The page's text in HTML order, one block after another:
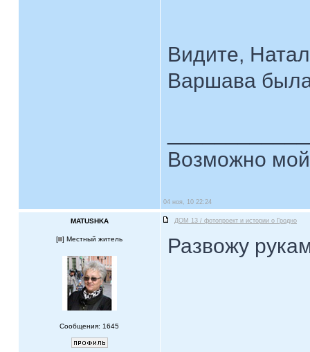
Видите,
Варшава
Возможно
04 ноя, 10 22:24
MATUSHKA ДОМ 13 / фотопроект и истории о Гродно
[ ] Местный житель
Сообщения: 1645
Развожу